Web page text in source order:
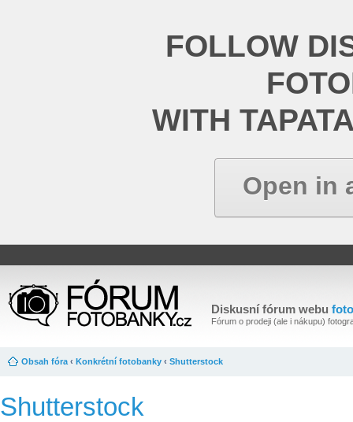
FOLLOW
WITH
Open in
Diskusní fórum webu
Fórum o prodeji (ale i nákupu)
Obsah fóra ‹ Konkrétní fotobanky ‹ Shutterstock
Shutterstock